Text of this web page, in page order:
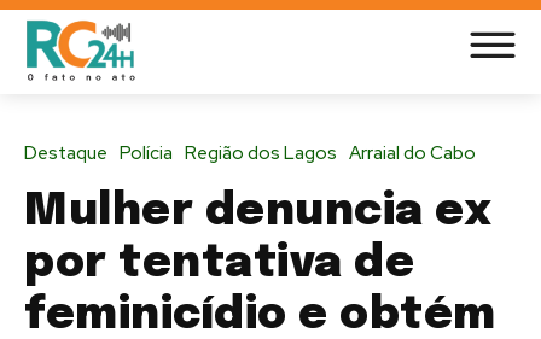
Destaque Polícia Região dos Lagos Arraial do Cabo
Mulher denuncia ex
por tentativa de
feminicídio e obtém